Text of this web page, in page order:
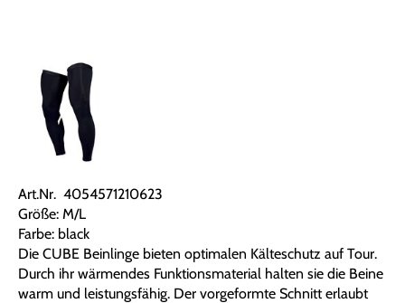
Art.Nr. 4054571210623
Größe: M/L
Farbe: black
Die CUBE Beinlinge bieten optimalen Kälteschutz auf Tour.
Durch ihr wärmendes Funktionsmaterial halten sie die Beine
warm und leistungsfähig. Der vorgeformte Schnitt erlaubt